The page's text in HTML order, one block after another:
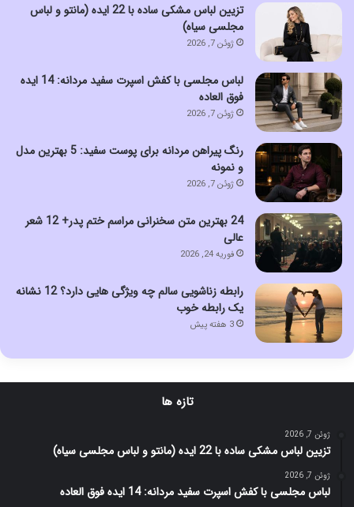
تزیین لباس مشکی ساده با 22 ایده (مانتو و لباس
مجلسی سیاه)
ژوئن 7, 2026
لباس مجلسی با کفش اسپرت سفید مردانه: 14 ایده
فوق العاده
ژوئن 7, 2026
رنگ پیراهن مردانه برای پوست سفید: 5 بهترین مدل
و نمونه
ژوئن 7, 2026
24 بهترین متن سخنرانی مراسم ختم پدر+ 12 شعر
عالی
فوریه 24, 2026
رابطه زناشویی سالم چه ویژگی هایی دارد؟ 12 نشانه
یک رابطه خوب
3 هفته پیش
تازه ها
ژوئن 7, 2026
تزیین لباس مشکی ساده با 22 ایده (مانتو و لباس مجلسی سیاه)
ژوئن 7, 2026
لباس مجلسی با کفش اسپرت سفید مردانه: 14 ایده فوق العاده